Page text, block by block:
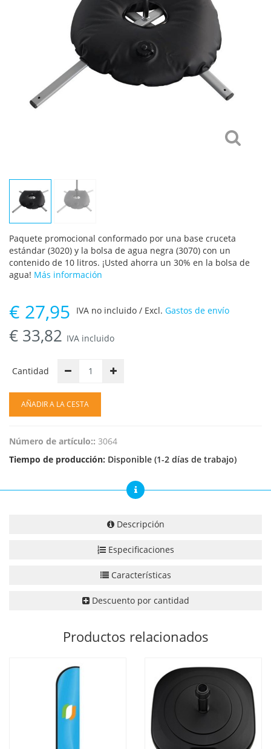
Paquete promocional conformado por una base cruceta
estándar (3020) y la bolsa de agua negra (3070) con un
contenido de 10 litros. ¡Usted ahorra un 30% en la bolsa de
agua! Más información
€ 27,95
€ 33,82 IVA incluido
IVA no incluido / Excl. Gastos de envío
Cantidad
AÑADIR A LA CESTA
Número de artículo:: 3064
Tiempo de producción: Disponible (1-2 días de trabajo)
Descripción
Especificaciones
Características
Descuento por cantidad
Productos relacionados